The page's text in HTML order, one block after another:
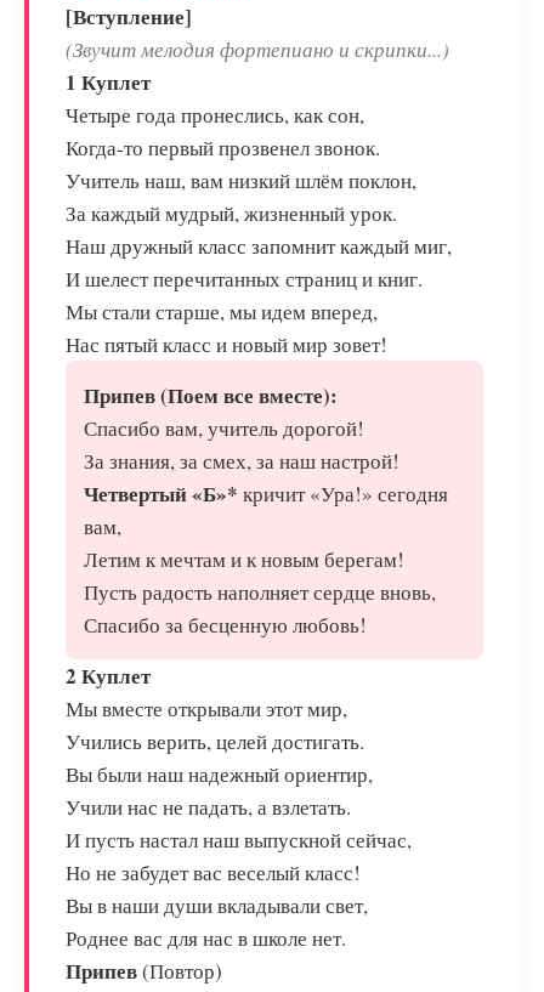
[Вступление]
(Звучит мелодия фортепиано и скрипки...)
1 Куплет
Четыре года пронеслись, как сон,
Когда-то первый прозвенел звонок.
Учитель наш, вам низкий шлём поклон,
За каждый мудрый, жизненный урок.
Наш дружный класс запомнит каждый миг,
И шелест перечитанных страниц и книг.
Мы стали старше, мы идем вперед,
Нас пятый класс и новый мир зовет!
Припев (Поем все вместе):
Спасибо вам, учитель дорогой!
За знания, за смех, за наш настрой!
Четвертый «Б»* кричит «Ура!» сегодня
вам,
Летим к мечтам и к новым берегам!
Пусть радость наполняет сердце вновь,
Спасибо за бесценную любовь!
2 Куплет
Мы вместе открывали этот мир,
Учились верить, целей достигать.
Вы были наш надежный ориентир,
Учили нас не падать, а взлетать.
И пусть настал наш выпускной сейчас,
Но не забудет вас веселый класс!
Вы в наши души вкладывали свет,
Роднее вас для нас в школе нет.
Припев(Повтор)